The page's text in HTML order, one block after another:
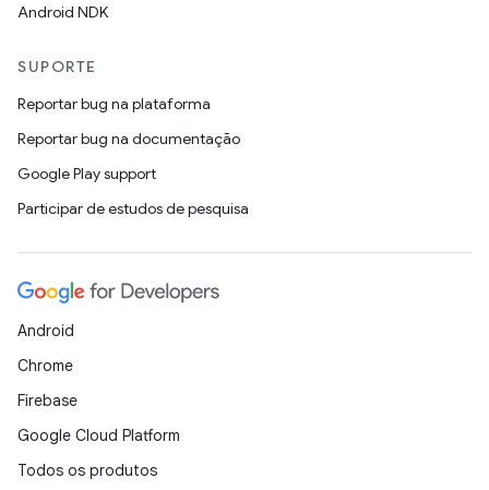
Android NDK
SUPORTE
Reportar bug na plataforma
Reportar bug na documentação
Google Play support
Participar de estudos de pesquisa
Android
Chrome
Firebase
Google Cloud Platform
Todos os produtos